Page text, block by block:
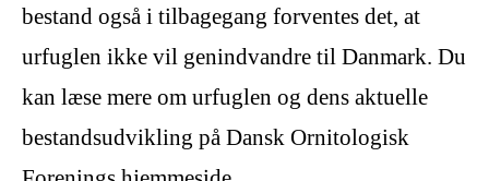
bestand også i tilbagegang forventes det, at
urfuglen ikke vil genindvandre til Danmark. Du
kan læse mere om urfuglen og dens aktuelle
bestandsudvikling på Dansk Ornitologisk